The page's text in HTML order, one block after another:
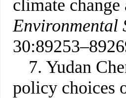
climate
Environmental
7. Yudan
policy choices